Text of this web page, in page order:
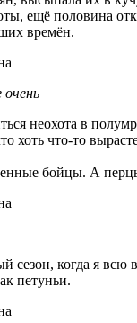
ещё половина
времён.
неохота в
хоть что-то
бойцы. А
сезон, когда я
петуньи.